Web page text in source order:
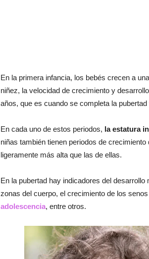
En la primera infancia, los bebés crecen a
niñez, la velocidad de crecimiento y
años, que es cuando se completa la
En cada uno de estos periodos, la estatura
niñas también tienen periodos de
ligeramente más alta que las de ellas.
En la pubertad hay indicadores del
zonas del cuerpo, el crecimiento de los
adolescencia, entre otros.